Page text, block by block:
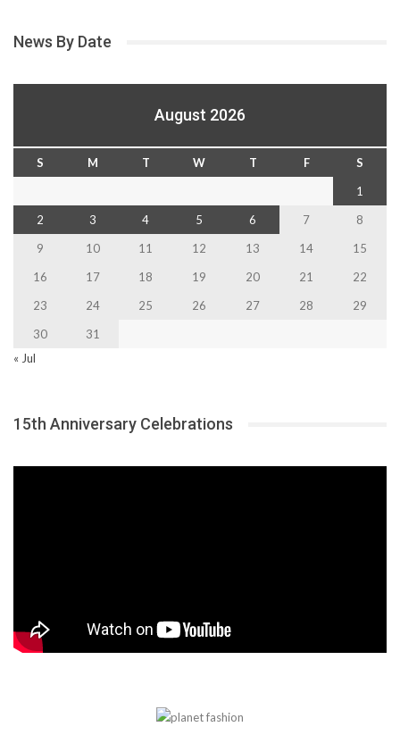
News By Date
August 2026
S M T W T F
S
1
2
3 4 5 6 7
8
9
10 11 12 13 14
15
16
17 18 19 20 21
22
23
24 25 26 27 28
29
30
31
« Jul
15th Anniversary Celebrations